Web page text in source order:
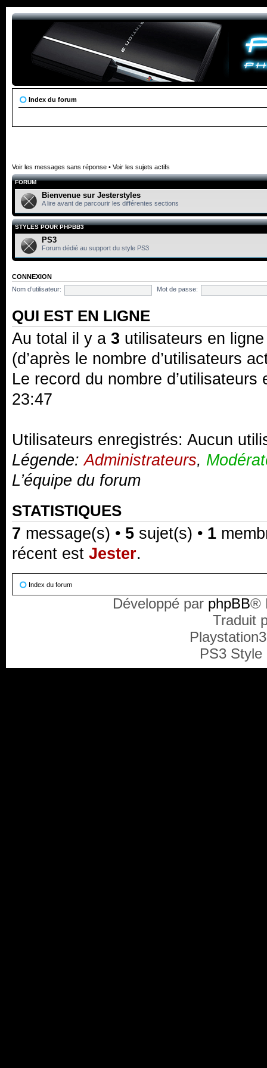
Index du forum
Voir les messages sans réponse • Voir les sujets actifs
FORUM
Bienvenue sur Jesterstyles
A lire avant de parcourir les différentes sections
STYLES POUR PHPBB3
PS3
Forum dédié au support du style PS3
CONNEXION
Nom d’utilisateur:
Mot de passe:
QUI EST EN LIGNE
Au total il y a 3 utilisateurs en
(d’après le nombre d’utilisateurs
Le record du nombre
23:47
Utilisateurs enregistrés: Aucun
Légende:Administrateurs,
L’équipe du forum
STATISTIQUES
7 message(s) • 5 sujet(s) • 1
récent est Jester.
Index du forum
Développé par phpBB®
Traduit
PS3